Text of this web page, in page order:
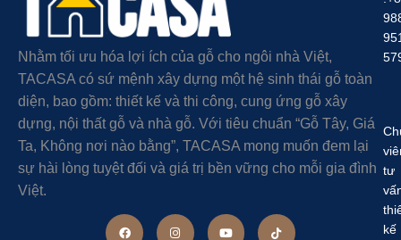
Nhằm tối ưu hóa lợi ích của gỗ cho ngôi nhà Việt,
TACASA có sứ mệnh xây dựng một hệ sinh thái gỗ toàn
diện, bao gồm: thiết kế và thi công, cung ứng gỗ xây
dựng, nội thất gỗ và nhà gỗ. Với tiêu chuẩn “Gỗ Tây, Giá
Ta, Không nơi nào bằng”, TACASA mong muốn đem lại
sự hài lòng tuyệt đối và giá trị bền vững cho mỗi gia đình
Việt.
tư
kế